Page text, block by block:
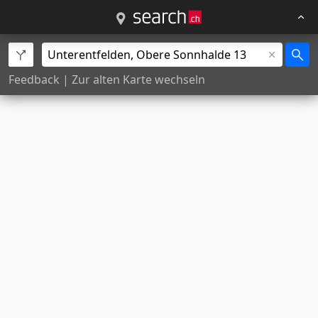
Feedback | Zur alten Karte wechseln